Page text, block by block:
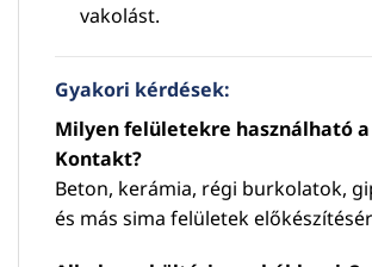
vakolást.
Gyakori kérdések:
Milyen felületekre használható
Kontakt?
Beton, kerámia, régi burkolatok,
és más sima felületek